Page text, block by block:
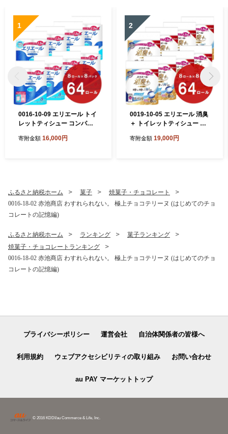
1
0016-10-09 エリエール トイ
レットティシュー コンパク
64ロール 1.5倍巻 82.5m ト
寄附金額 16,000円
2
0019-10-05 エリエール 消臭
＋ トイレットティシュー し
の香り コンパクトダブル 8ロ
寄附金額 19,000円
ふるさと納税ホーム 菓子
焼菓子・チョコレート
0016-18-02 赤池商店 わすれられない。 極上チョコテリーヌ (はじめてのチョ
コレートの記憶編)
ふるさと納税ホーム ランキング
菓子ランキング
焼菓子・チョコレートランキング
0016-18-02 赤池商店 わすれられない。 極上チョコテリーヌ (はじめてのチョ
コレートの記憶編)
プライバシーポリシー 運営会社 自治体関係者の皆様へ
利用規約 ウェブアクセシビリティの取り組み お問い合わせ
au PAY マーケットトップ
© 2016 KDDI/au Commerce & Life, Inc.